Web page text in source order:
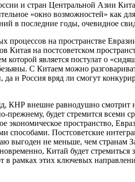
и стран Центральной Азии
«окно возможностей» как
в последние годы, очевидное
процессов на пространстве
на постсоветском
является постулат о
С Китаем можно
и Россия вряд ли смогут
КНР внешне равнодушно смотрит
будет стремится всеми
экономическое пространство,
способами. Постсоветские
выгоден не меньше, чем странам
Китай будет стремиться
рамках этих ключевых